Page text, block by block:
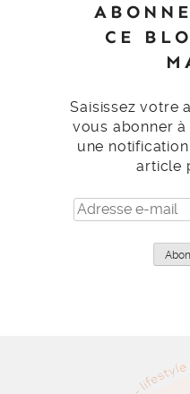
CE
Saisissez votre
vous abonner
une
article
Adresse
e-